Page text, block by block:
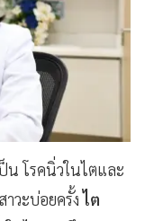
น โรคนิ่วในไตและ
าวะบ่อยครั้งไต